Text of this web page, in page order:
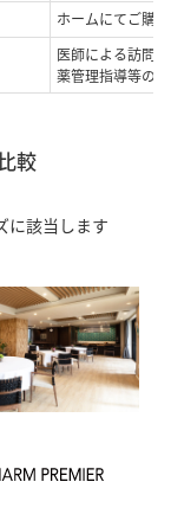
ホームにてご購
医師による訪問
薬管理指導等の
較
に該当します